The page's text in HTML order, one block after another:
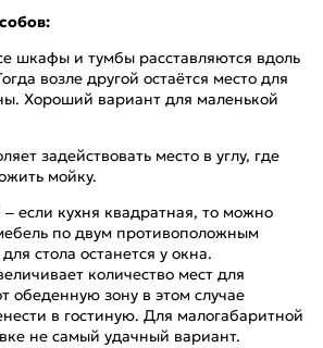
шкафы и тумбы расставляются вдоль
возле другой остаётся место для
Хороший вариант для маленькой
задействовать место в углу, где
мойку.
если кухня квадратная, то можно
по двум противоположным
стола останется у окна.
количество мест для
обеденную зону в этом случае
в гостиную. Для малогабаритной
не самый удачный вариант.